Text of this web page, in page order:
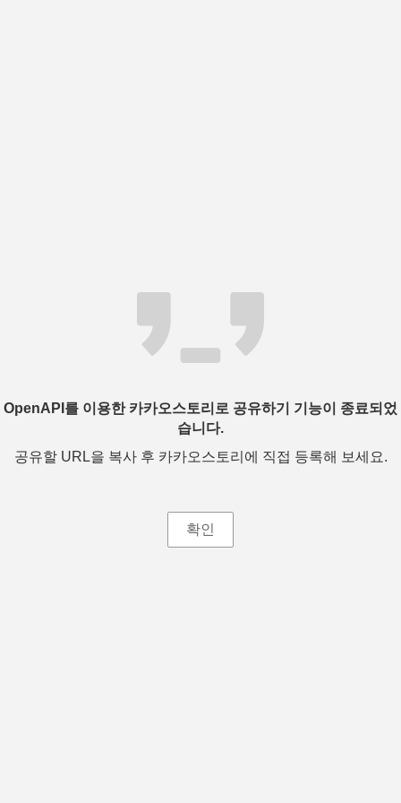
OpenAPI를 이용한 카카오스토리로 공유하기 기능이 종료되었
습니다.
공유할 URL을 복사 후 카카오스토리에 직접 등록해 보세요.
확인